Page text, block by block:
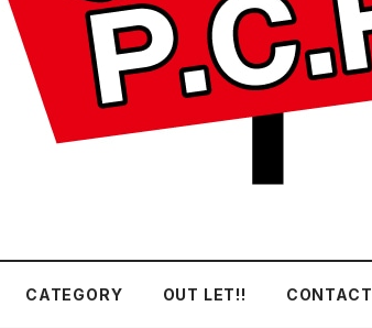
CATEGORY OUT LET!! CONTACT